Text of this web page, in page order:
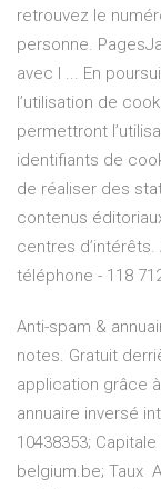
retrouvez le
personne.
avec l ... En
l’utilisation de
permettront
identifiants de
de réaliser des
contenus
centres
téléphone - 118
Anti-spam &
notes. Gratuit
application grâce
annuaire inversé
10438353;
belgium.be; Taux